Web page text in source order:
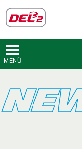
MENÜ